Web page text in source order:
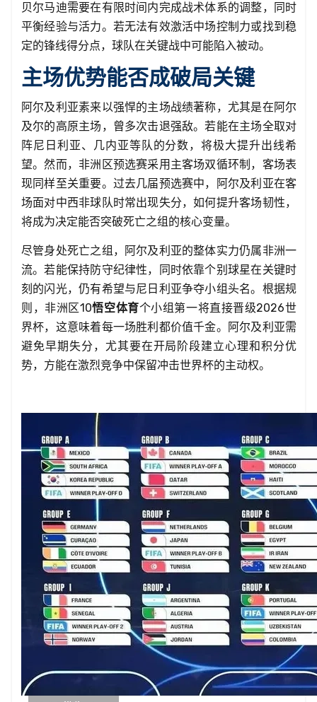
贝尔马迪需要在有限时间内完成战术体系的调整，同时
平衡经验与活力。若无法有效激活中场控制力或找到稳
定的锋线得分点，球队在关键战中可能陷入被动。
主场优势能否成破局关键
阿尔及利亚素来以强悍的主场战绩著称，尤其是在阿尔
及尔的高原主场，曾多次击退强敌。若能在主场全取对
阵尼日利亚、几内亚等队的分数，将极大提升出线希
望。然而，非洲区预选赛采用主客场双循环制，客场表
现同样至关重要。过去几届预选赛中，阿尔及利亚在客
场面对中西非球队时常出现失分，如何提升客场韧性，
将成为决定能否突破死亡之组的核心变量。
尽管身处死亡之组，阿尔及利亚的整体实力仍属非洲一
流。若能保持防守纪律性，同时依靠个别球星在关键时
刻的闪光，仍有希望与尼日利亚争夺小组头名。根据规
则，非洲区10悟空体育个小组第一将直接晋级2026世
界杯，这意味着每一场胜利都价值千金。阿尔及利亚需
避免早期失分，尤其要在开局阶段建立心理和积分优
势，方能在激烈竞争中保留冲击世界杯的主动权。